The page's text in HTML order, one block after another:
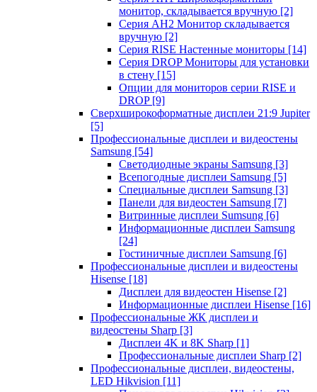
монитор, складывается вручную [2]
Серия AH2 Монитор складывается
вручную [2]
Серия RISE Настенные мониторы [14]
Серия DROP Мониторы для установки
в стену [15]
Опции для мониторов серии RISE и
DROP [9]
Сверхширокоформатные дисплеи 21:9 Jupiter
[5]
Профессиональные дисплеи и видеостены
Samsung [54]
Светодиодные экраны Samsung [3]
Всепогодные дисплеи Samsung [5]
Специальные дисплеи Samsung [3]
Панели для видеостен Samsung [7]
Витринные дисплеи Sumsung [6]
Информационные дисплеи Samsung
[24]
Гостиничные дисплеи Samsung [6]
Профессиональные дисплеи и видеостены
Hisense [18]
Дисплеи для видеостен Hisense [2]
Информационные дисплеи Hisense [16]
Профессиональные ЖК дисплеи и
видеостены Sharp [3]
Дисплеи 4K и 8K Sharp [1]
Профессиональные дисплеи Sharp [2]
Профессиональные дисплеи, видеостены,
LED Hikvision [11]